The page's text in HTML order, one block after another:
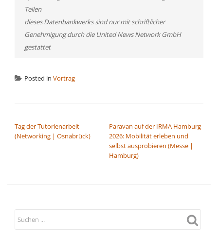
Teilen
dieses Datenbankwerks sind nur mit schriftlicher
Genehmigung durch die United News Network GmbH
gestattet
Posted in Vortrag
Tag der Tutorienarbeit
(Networking | Osnabrück)
Paravan auf der IRMA Hamburg
2026: Mobilität erleben und
selbst ausprobieren (Messe |
Hamburg)